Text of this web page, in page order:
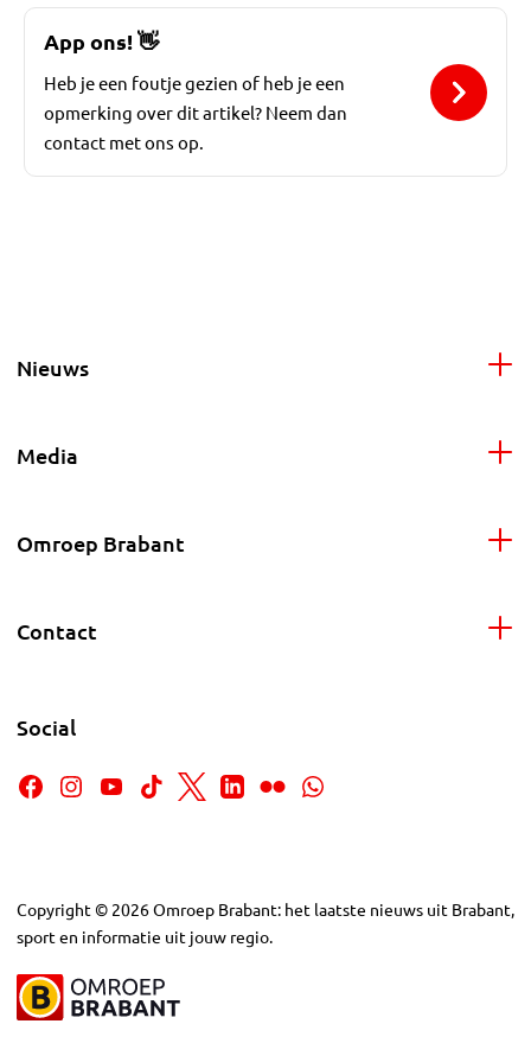
App ons!👋
Heb je een foutje gezien of heb je een
opmerking over dit artikel? Neem dan
contact met ons op.
Nieuws
Media
Omroep Brabant
Contact
Social
Copyright © 2026Omroep Brabant: het laatste nieuws uit Brabant,
sport en informatie uit jouw regio.